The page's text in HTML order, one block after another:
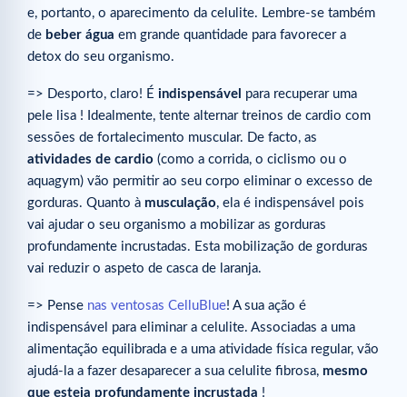
e, portanto, o aparecimento da celulite. Lembre-se também
de beber água em grande quantidade para favorecer a
detox do seu organismo.
=> Desporto, claro! É indispensável para recuperar uma
pele lisa ! Idealmente, tente alternar treinos de cardio com
sessões de fortalecimento muscular. De facto, as
atividades de cardio (como a corrida, o ciclismo ou o
aquagym) vão permitir ao seu corpo eliminar o excesso de
gorduras. Quanto à musculação, ela é indispensável pois
vai ajudar o seu organismo a mobilizar as gorduras
profundamente incrustadas. Esta mobilização de gorduras
vai reduzir o aspeto de casca de laranja.
=> Pense nas ventosas CelluBlue! A sua ação é
indispensável para eliminar a celulite. Associadas a uma
alimentação equilibrada e a uma atividade física regular, vão
ajudá-la a fazer desaparecer a sua celulite fibrosa, mesmo
que esteja profundamente incrustada !